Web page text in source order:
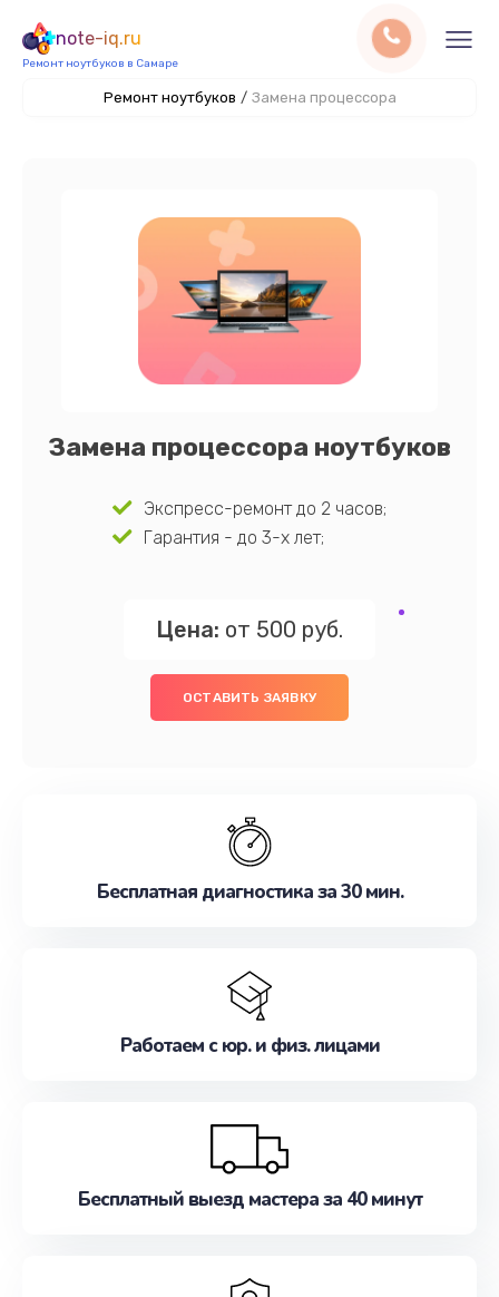
note-iq.ru
Ремонт ноутбуков в Самаре
Ремонт ноутбуков / Замена процессора
Замена процессора ноутбуков
Экспресс-ремонт до 2 часов;
Гарантия - до 3-х лет;
Цена: от 500 руб.
ОСТАВИТЬ ЗАЯВКУ
Бесплатная диагностика за 30 мин.
Работаем с юр. и физ. лицами
Бесплатный выезд мастера за 40 минут